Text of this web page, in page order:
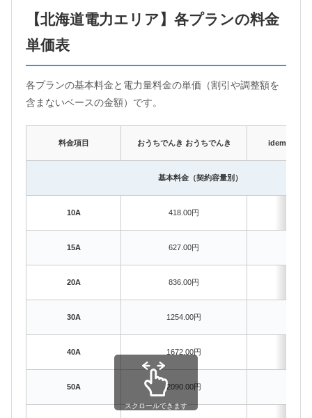
【北海道電力エリア】各プランの料金
単価表
各プランの基本料金と電力量料金の単価（割引や調整額を
含まないベースの金額）です。
料金項目 おうちでんき おうちでんき idemitsuで
基本料金（契約容量別）
10A 418.00円
15A 627.00円
20A 836.00円
30A 1254.00円
40A 1672.00円
50A 2090.00円
スクロールできます